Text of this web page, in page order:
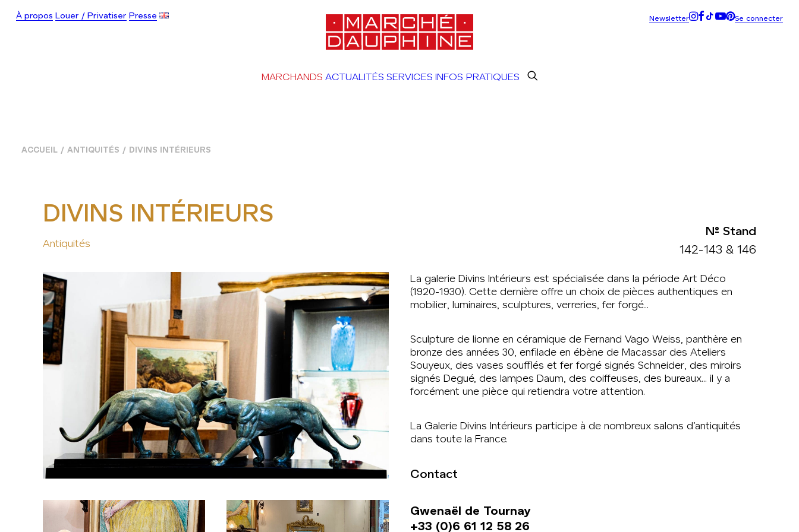
À propos Louer / Privatiser Presse
MARCHANDS ACTUALITÉS SERVICES INFOS PRATIQUES
ACCUEIL ANTIQUITÉS DIVINS INTÉRIEURS
DIVINS INTÉRIEURS
Antiquités
N° Stand
142-143 & 146
La galerie Divins Intérieurs est spécialisée dans la période Art Déco
(1920-1930). Cette dernière offre un choix de pièces authentiques en
mobilier, luminaires, sculptures, verreries, fer forgé…
Sculpture de lionne en céramique de Fernand Vago Weiss, panthère en
bronze des années 30, enfilade en ébène de Macassar des Ateliers
Souyeux, des vases soufflés et fer forgé signés Schneider, des miroirs
signés Degué, des lampes Daum, des coiffeuses, des bureaux… il y a
forcément une pièce qui retiendra votre attention.
La Galerie Divins Intérieurs participe à de nombreux salons d’antiquités
dans toute la France.
Contact
Gwenaël de Tournay
+33 (0)6 61 12 58 26